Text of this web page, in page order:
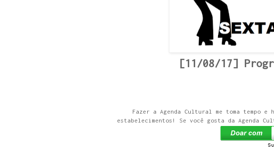
[11/08/17]
Fazer a Agenda Cultural me toma tempo
estabelecimentos! Se você gosta da Agenda